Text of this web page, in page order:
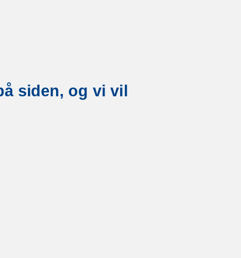
siden, og vi vil